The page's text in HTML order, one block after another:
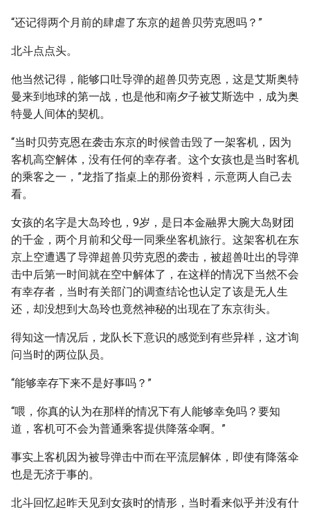
“还记得两个月前的肆虐了东京的超兽贝劳克恩吗？”
北斗点点头。
他当然记得，能够口吐导弹的超兽贝劳克恩，这是艾斯奥特
曼来到地球的第一战，也是他和南夕子被艾斯选中，成为奥
特曼人间体的契机。
“当时贝劳克恩在袭击东京的时候曾击毁了一架客机，因为
客机高空解体，没有任何的幸存者。这个女孩也是当时客机
的乘客之一，”龙指了指桌上的那份资料，示意两人自己去
看。
女孩的名字是大岛玲也，9岁，是日本金融界大腕大岛财团
的千金，两个月前和父母一同乘坐客机旅行。这架客机在东
京上空遭遇了导弹超兽贝劳克恩的袭击，被超兽吐出的导弹
击中后第一时间就在空中解体了，在这样的情况下当然不会
有幸存者，当时有关部门的调查结论也认定了该是无人生
还，却没想到大岛玲也竟然神秘的出现在了东京街头。
得知这一情况后，龙队长下意识的感觉到有些异样，这才询
问当时的两位队员。
“能够幸存下来不是好事吗？”
“喂，你真的认为在那样的情况下有人能够幸免吗？要知
道，客机可不会为普通乘客提供降落伞啊。”
事实上客机因为被导弹击中而在平流层解体，即使有降落伞
也是无济于事的。
北斗回忆起昨天见到女孩时的情形，当时看来似乎并没有什